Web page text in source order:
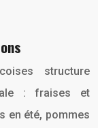
structure
: fraises et
en été, pommes